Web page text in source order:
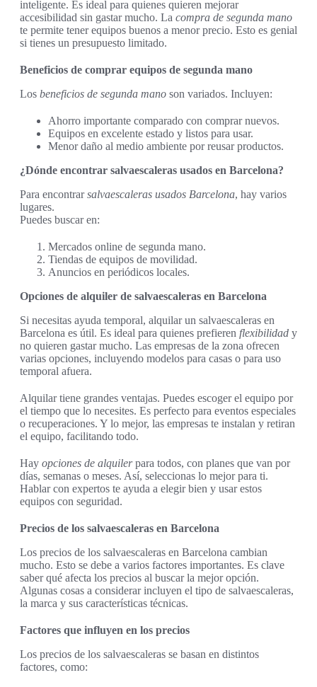
inteligente. Es ideal para quienes quieren mejorar
accesibilidad sin gastar mucho. La compra de segunda mano
te permite tener equipos buenos a menor precio. Esto es genial
si tienes un presupuesto limitado.
Beneficios de comprar equipos de segunda mano
Los beneficios de segunda mano son variados. Incluyen:
Ahorro importante comparado con comprar nuevos.
Equipos en excelente estado y listos para usar.
Menor daño al medio ambiente por reusar productos.
¿Dónde encontrar salvaescaleras usados en Barcelona?
Para encontrarsalvaescaleras usados Barcelona, hay varios
lugares.
Puedes buscar en:
Mercados online de segunda mano.
Tiendas de equipos de movilidad.
Anuncios en periódicos locales.
Opciones de alquiler de salvaescaleras en Barcelona
Si necesitas ayuda temporal, alquilar un salvaescaleras en
Barcelona es útil. Es ideal para quienes prefieren flexibilidad y
no quieren gastar mucho. Las empresas de la zona ofrecen
varias opciones, incluyendo modelos para casas o para uso
temporal afuera.
Alquilar tiene grandes ventajas. Puedes escoger el equipo por
el tiempo que lo necesites. Es perfecto para eventos especiales
o recuperaciones. Y lo mejor, las empresas te instalan y retiran
el equipo, facilitando todo.
Hay opciones de alquilerpara todos, con planes que van por
días, semanas o meses. Así, seleccionas lo mejor para ti.
Hablar con expertos te ayuda a elegir bien y usar estos
equipos con seguridad.
Precios de los salvaescaleras en Barcelona
Los precios de los salvaescaleras en Barcelona cambian
mucho. Esto se debe a varios factores importantes. Es clave
saber qué afecta los precios al buscar la mejor opción.
Algunas cosas a considerar incluyen el tipo de salvaescaleras,
la marca y sus características técnicas.
Factores que influyen en los precios
Los precios de los salvaescaleras se basan en distintos
factores, como: